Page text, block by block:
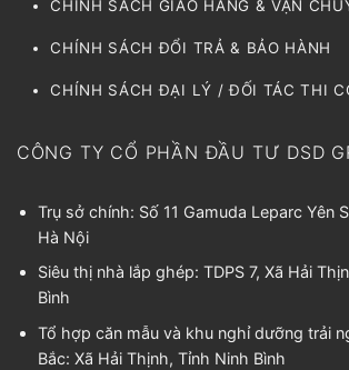
CHÍNH SÁCH GIAO HÀNG & VẬN
CHÍNH SÁCH ĐỔI TRẢ & BẢO HÀNH
CHÍNH SÁCH ĐẠI LÝ / ĐỐI TÁC THI
CÔNG TY CỔ PHẦN ĐẦU TƯ DSD
Trụ sở chính: Số 11 Gamuda Leparc Yên
Hà Nội
Siêu thị nhà lắp ghép: TDPS 7, Xã Hải
Bình
Tổ hợp căn mẫu và khu nghỉ dưỡng trải
Bắc: Xã Hải Thịnh, Tỉnh Ninh Bình